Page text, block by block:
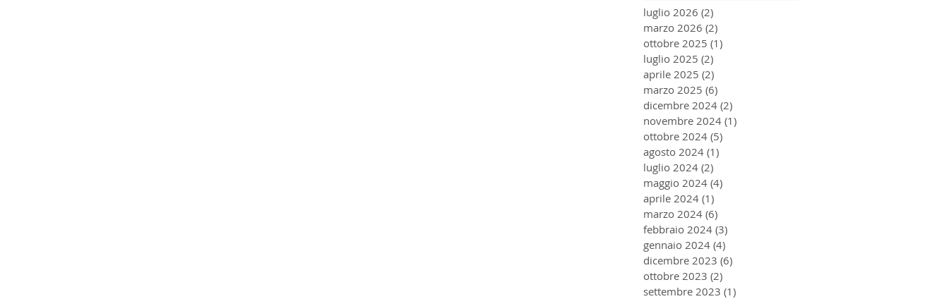
luglio 2026 (2)
marzo 2026 (2)
ottobre 2025 (1)
luglio 2025 (2)
aprile 2025 (2)
marzo 2025 (6)
dicembre 2024 (2)
novembre 2024 (1)
ottobre 2024 (5)
agosto 2024 (1)
luglio 2024 (2)
maggio 2024 (4)
aprile 2024 (1)
marzo 2024 (6)
febbraio 2024 (3)
gennaio 2024 (4)
dicembre 2023 (6)
ottobre 2023 (2)
settembre 2023 (1)